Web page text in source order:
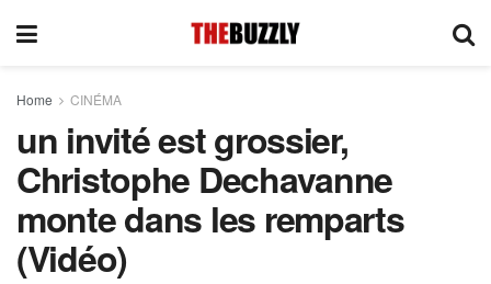
Home CINÉMA
un invité est grossier,
Christophe Dechavanne
monte dans les remparts
(Vidéo)